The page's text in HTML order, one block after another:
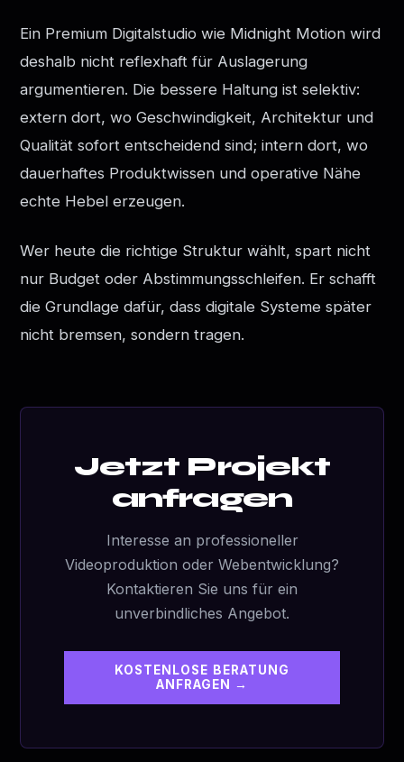
Ein Premium Digitalstudio wie Midnight Motion wird
deshalb nicht reflexhaft für Auslagerung
argumentieren. Die bessere Haltung ist selektiv:
extern dort, wo Geschwindigkeit, Architektur und
Qualität sofort entscheidend sind; intern dort, wo
dauerhaftes Produktwissen und operative Nähe
echte Hebel erzeugen.
Wer heute die richtige Struktur wählt, spart nicht
nur Budget oder Abstimmungsschleifen. Er schafft
die Grundlage dafür, dass digitale Systeme später
nicht bremsen, sondern tragen.
Jetzt Projekt
anfragen
Interesse an professioneller
Videoproduktion oder Webentwicklung?
Kontaktieren Sie uns für ein
unverbindliches Angebot.
KOSTENLOSE BERATUNG
ANFRAGEN →